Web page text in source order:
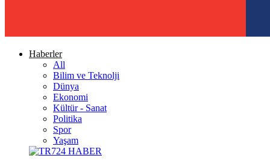
Haberler
All
Bilim ve Teknolji
Dünya
Ekonomi
Kültür - Sanat
Politika
Spor
Yaşam